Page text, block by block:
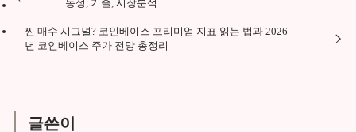
동성, 기술, 시장분석
찐 매수 시그널? 코인베이스 프리미엄 지표 읽는 법과 2026
년 코인베이스 주가 전망 총정리
글쓴이